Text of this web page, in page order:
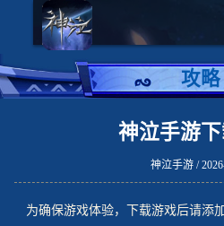
攻略
神泣手游
神泣手游 /
为确保游戏体验，下载游戏后请添